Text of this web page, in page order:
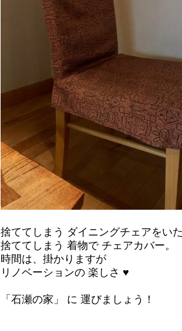
捨ててしまう ダイニングチェアをい
捨ててしまう 着物で チェアカバー。
時間は、掛かりますが
リノベーションの 楽しさ ♥
「石瀬の家」 に 運びましょう！